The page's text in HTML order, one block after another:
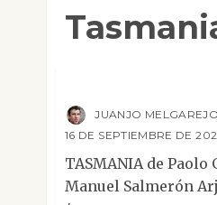
Mesa de novedades
JUANJO MELGAREJO
16 DE SEPTIEMBRE DE
TASMANIA de
Manuel Salmerón